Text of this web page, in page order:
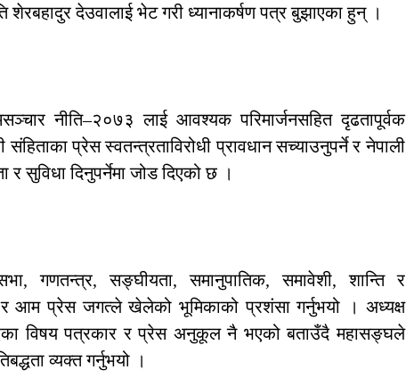
देउवालाई भेट गरी ध्यानाकर्षण पत्र बुझाएका हुन् ।
नीति–२०७३ लाई आवश्यक परिमार्जनसहित दृढतापूर्वक
संहिताका प्रेस स्वतन्त्रताविरोधी प्रावधान सच्याउनुपर्ने र नेपाली
र सुविधा दिनुपर्नेमा जोड दिएको छ ।
गणतन्त्र, सङ्घीयता, समानुपातिक, समावेशी, शान्ति र
र आम प्रेस जगत्ले खेलेको भूमिकाको प्रशंसा गर्नुभयो । अध्यक्ष
विषय पत्रकार र प्रेस अनुकूल नै भएको बताउँदै महासङ्घले
व्यक्त गर्नुभयो ।